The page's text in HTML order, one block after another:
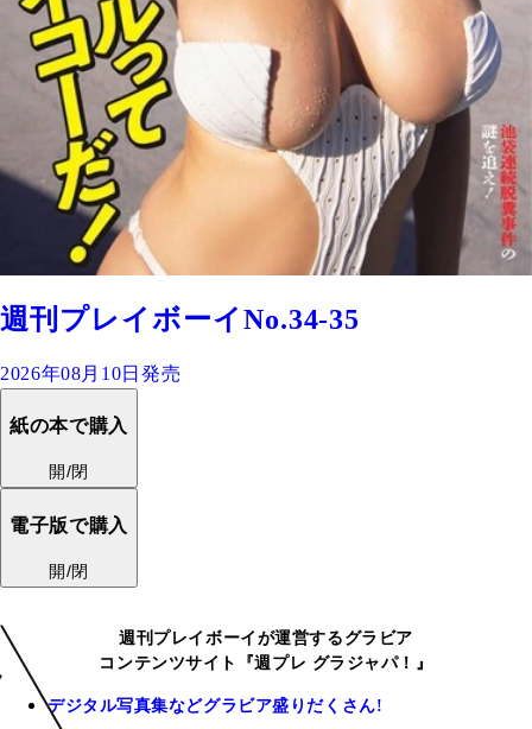
週刊プレイボーイNo.34-35
2026年08月10日発売
紙の本で購入
開/閉
電子版で購入
開/閉
週刊プレイボーイが運営するグラビア
コンテンツサイト『週プレ グラジャパ！』
デジタル写真集などグラビア盛りだくさん!